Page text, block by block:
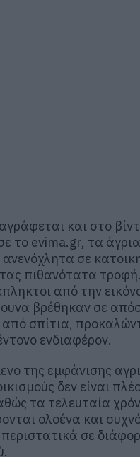
και στο
το evima.gr, τα
ανενόχλητα σε
πιθανότατα τροφή.
από την
βρέθηκαν σε
σπίτια,
ενδιαφέρον.
της εμφάνισης
δεν είναι
τα τελευταία
ολοένα και
σε